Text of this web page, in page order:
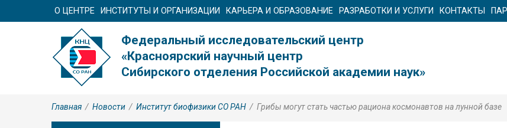
О ЦЕНТРЕ ИНСТИТУТЫ И ОРГАНИЗАЦИИ КАРЬЕРА И ОБРАЗОВАНИЕ РАЗРАБОТКИ И УСЛУГИ КОНТАКТЫ
Федеральный исследовательский центр
«Красноярский научный центр
Сибирского отделения Российской академии наук»
Главная / Новости / Институт биофизики СО РАН / Грибы могут стать частью рациона космонавтов на лунной базе